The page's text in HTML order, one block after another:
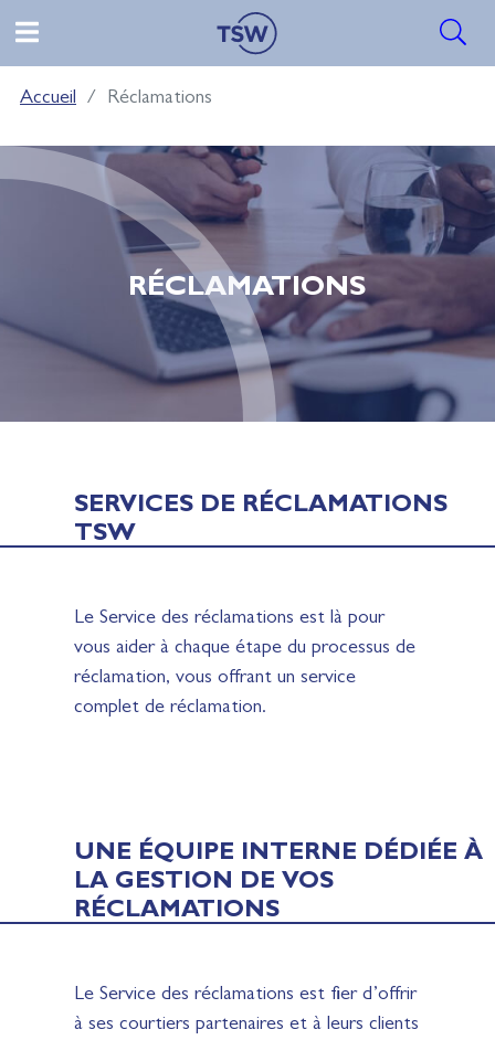
Accueil Réclamations
RÉCLAMATIONS
SERVICES DE RÉCLAMATIONS
TSW
Le Service des réclamations est là pour
vous aider à chaque étape du processus de
réclamation, vous offrant un service
complet de réclamation.
UNE ÉQUIPE INTERNE DÉDIÉE À
LA GESTION DE VOS
RÉCLAMATIONS
Le Service des réclamations est fier d’offrir
à ses courtiers partenaires et à leurs clients